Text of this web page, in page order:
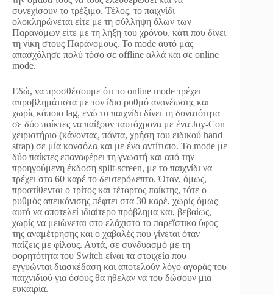
συνεχίσουν το τρέξιμο. Τέλος, το παιχνίδι
ολοκληρώνεται είτε με τη σύλληψη όλων των
Παρανόμων είτε με τη λήξη του χρόνου, κάτι που δίνει
τη νίκη στους Παράνομους. Το mode αυτό μας
απασχόλησε πολύ τόσο σε offline αλλά και σε online
mode.
Εδώ, να προσθέσουμε ότι το online mode τρέχει
απροβλημάτιστα με τον ίδιο ρυθμό ανανέωσης και
χωρίς κάποιο lag, ενώ το παιχνίδι δίνει τη δυνατότητα
σε δύο παίκτες να παίξουν ταυτόχρονα με ένα Joy-Con
χειριστήριο (κάνοντας, πάντα, χρήση του ειδικού hand
strap) σε μία κονσόλα και με ένα αντίτυπο. Το mode με
δύο παίκτες επαναφέρει τη γνωστή και από την
προηγούμενη έκδοση split-screen, με το παιχνίδι να
τρέχει στα 60 καρέ το δευτερόλεπτο. Όταν, όμως,
προστίθενται ο τρίτος και τέταρτος παίκτης, τότε ο
ρυθμός απεικόνισης πέφτει στα 30 καρέ, χωρίς όμως
αυτό να αποτελεί ιδιαίτερο πρόβλημα και, βεβαίως,
χωρίς να μειώνεται στο ελάχιστο το παρεϊστικο ύφος
της αναμέτρησης και ο χαβαλές που γίνεται όταν
παίζεις με φίλους. Αυτά, σε συνδυασμό με τη
φορητότητα του Switch είναι τα στοιχεία που
εγγυώνται διασκέδαση και αποτελούν λόγο αγοράς του
παιχνιδιού για όσους θα ήθελαν να του δώσουν μια
ευκαιρία.